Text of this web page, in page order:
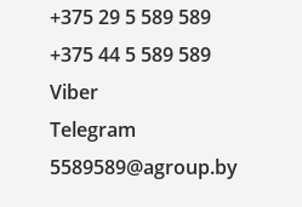
+375 29 5 589 589
+375 44 5 589 589
Viber
Telegram
5589589@agroup.by